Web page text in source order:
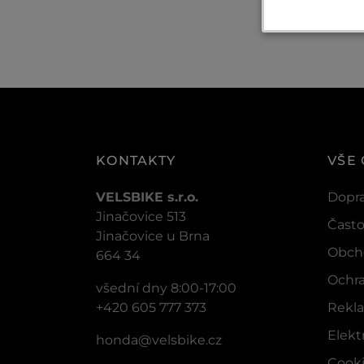
KONTAKTY
VELSBIKE s.r.o.
Jinačovice 513
Jinačovice u Brna
664 34
všední dny 8:00-17:00
+420 605 777 373
honda@velsbike.cz
VŠE